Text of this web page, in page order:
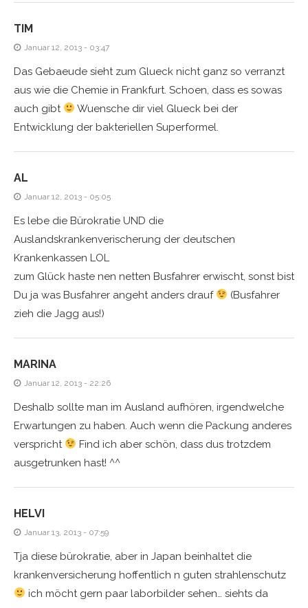
TIM
Januar 12, 2013 - 03:47
Das Gebaeude sieht zum Glueck nicht ganz so verranzt
aus wie die Chemie in Frankfurt. Schoen, dass es sowas
auch gibt
Wuensche dir viel Glueck bei der
Entwicklung der bakteriellen Superformel.
AL
Januar 12, 2013 - 05:05
Es lebe die Bürokratie UND die
Auslandskrankenverischerung der deutschen
Krankenkassen LOL
zum Glück haste nen netten Busfahrer erwischt, sonst bist
Du ja was Busfahrer angeht anders drauf
(Busfahrer
zieh die Jagg aus!)
MARINA
Januar 12, 2013 - 22:26
Deshalb sollte man im Ausland aufhören, irgendwelche
Erwartungen zu haben. Auch wenn die Packung anderes
verspricht
Find ich aber schön, dass dus trotzdem
ausgetrunken hast! ^^
HELVI
Januar 13, 2013 - 07:59
Tja diese bürokratie, aber in Japan beinhaltet die
krankenversicherung hoffentlich n guten strahlenschutz
ich möcht gern paar laborbilder sehen… siehts da